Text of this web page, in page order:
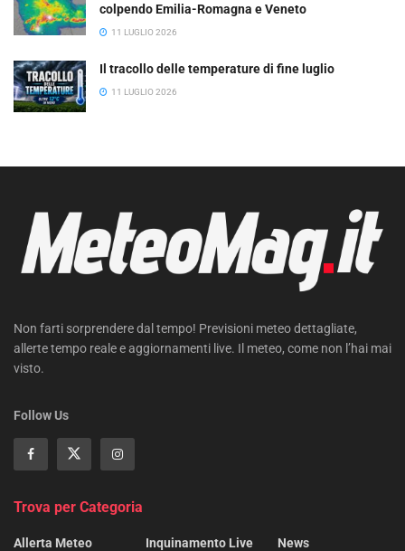
colpendo Emilia-Romagna e Veneto
11 LUGLIO 2026
Il tracollo delle temperature di fine luglio
11 LUGLIO 2026
Non farti sorprendere dal tempo! Previsioni meteo dettagliate,
allerte tempo reale e aggiornamenti live. Il meteo, come non l’hai mai
visto.
Follow Us
Trova per Categoria
Allerta Meteo
Inquinamento Live
News